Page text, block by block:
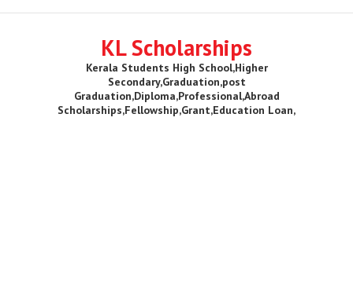
KL Scholarships
Kerala Students High School,Higher
Secondary,Graduation,post
Graduation,Diploma,Professional,Abroad
Scholarships,Fellowship,Grant,Education Loan,